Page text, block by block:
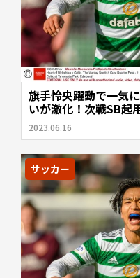
旗手怜央躍動で一気
いが激化！次戦SB起
2023.06.16
サッカー